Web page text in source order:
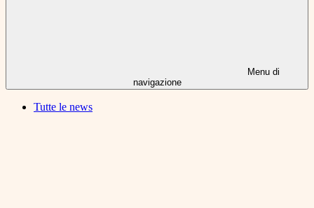
Menu di
navigazione
Tutte le news